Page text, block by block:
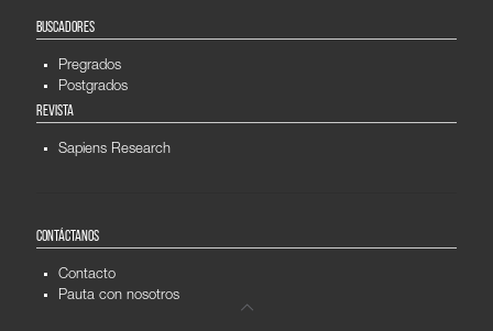
BUSCADORES
Pregrados
Postgrados
REVISTA
Sapiens Research
CONTÁCTANOS
Contacto
Pauta con nosotros